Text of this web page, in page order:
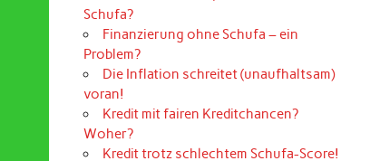
Schufa?
Finanzierung ohne Schufa – ein
Problem?
Die Inflation schreitet (unaufhaltsam)
voran!
Kredit mit fairen Kreditchancen?
Woher?
Kredit trotz schlechtem Schufa-Score!